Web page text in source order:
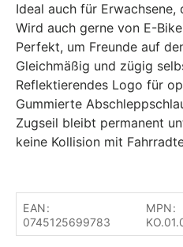
Ideal auch für Erwachsene,
Wird auch gerne von E-
Perfekt, um Freunde auf
Gleichmäßig und zügig
Reflektierendes Logo für
Gummierte
Zugseil bleibt permanent
keine Kollision mit
EAN:
0745125699783
MPN: